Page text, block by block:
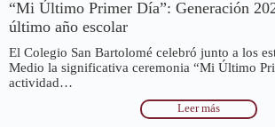
“Mi Último Primer Día”: Generación
último año escolar
El Colegio San Bartolomé celebró junto a los
Medio la significativa ceremonia “Mi Último
actividad…
Leer más